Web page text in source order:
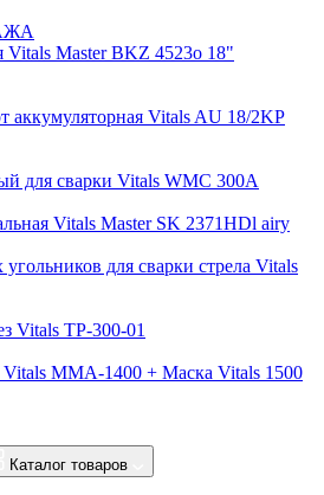
Vitals Master BKZ 4523o 18"
аккумуляторная Vitals AU 18/2KP
для сварки Vitals WMC 300A
Vitals Master SK 2371HDl airy
для сварки стрела Vitals
Vitals TP-300-01
MMA-1400 + Маска Vitals 1500
Каталог товаров